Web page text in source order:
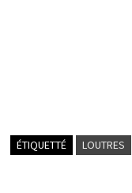
ÉTIQUETTÉ LOUTRES